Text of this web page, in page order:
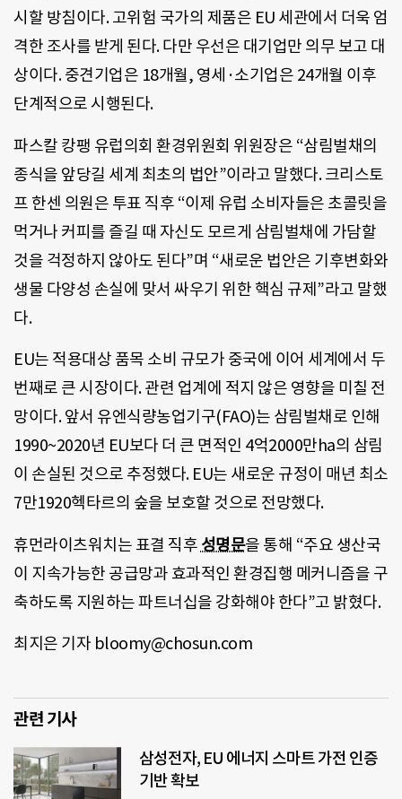
시할 방침이다. 고위험 국가의 제품은 EU 세관에서 더욱 엄
격한 조사를 받게 된다. 다만 우선은 대기업만 의무 보고 대
상이다. 중견기업은 18개월, 영세·소기업은 24개월 이후
단계적으로 시행된다.
파스칼 캉팽 유럽의회 환경위원회 위원장은 “삼림벌채의
종식을 앞당길 세계 최초의 법안”이라고 말했다. 크리스토
프 한센 의원은 투표 직후 “이제 유럽 소비자들은 초콜릿을
먹거나 커피를 즐길 때 자신도 모르게 삼림벌채에 가담할
것을 걱정하지 않아도 된다”며 “새로운 법안은 기후변화와
생물 다양성 손실에 맞서 싸우기 위한 핵심 규제”라고 말했
다.
EU는 적용대상 품목 소비 규모가 중국에 이어 세계에서 두
번째로 큰 시장이다. 관련 업계에 적지 않은 영향을 미칠 전
망이다. 앞서 유엔식량농업기구(FAO)는 삼림벌채로 인해
1990~2020년 EU보다 더 큰 면적인 4억2000만ha의 삼림
이 손실된 것으로 추정했다. EU는 새로운 규정이 매년 최소
7만1920헥타르의 숲을 보호할 것으로 전망했다.
휴먼라이츠워치는 표결 직후 성명문을 통해 “주요 생산국
이 지속가능한 공급망과 효과적인 환경집행 메커니즘을 구
축하도록 지원하는 파트너십을 강화해야 한다”고 밝혔다.
최지은 기자 bloomy@chosun.com
관련 기사
삼성전자, EU 에너지 스마트 가전 인증
기반 확보